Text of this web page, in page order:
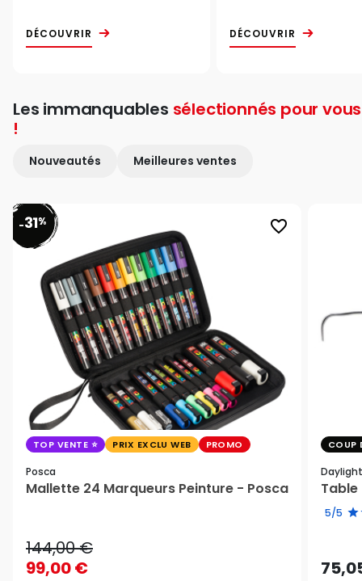
DÉCOUVRIR DÉCOUVRIR
Les immanquables sélectionnés pour vous
!
Nouveautés Meilleures ventes
favorite_border
-31%
TOP VENTE PRIX EXCLU WEB PROMO
Posca
Mallette 24 Marqueurs Peinture - Posca
144,00 €
99,00 €
COUP
Daylight
Table
5/5